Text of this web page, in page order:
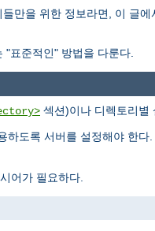
만을 위한 정보라면, 이 글
표준적인" 방법을 다룬다.
섹션)이나 디렉토리별
도록 서버를 설정해야 한
어가 필요하다.